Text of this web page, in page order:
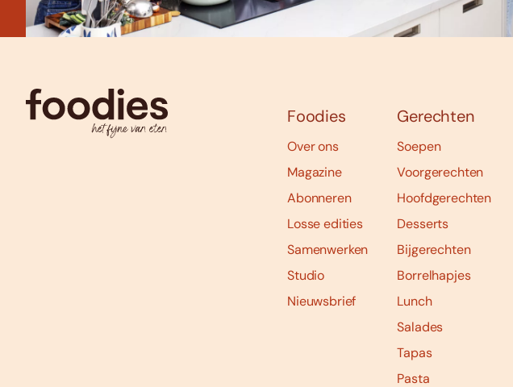
Foodies
Over ons
Magazine
Abonneren
Losse edities
Samenwerken
Studio
Nieuwsbrief
Gerechten
Soepen
Voorgerechten
Hoofdgerechten
Desserts
Bijgerechten
Borrelhapjes
Lunch
Salades
Tapas
Pasta